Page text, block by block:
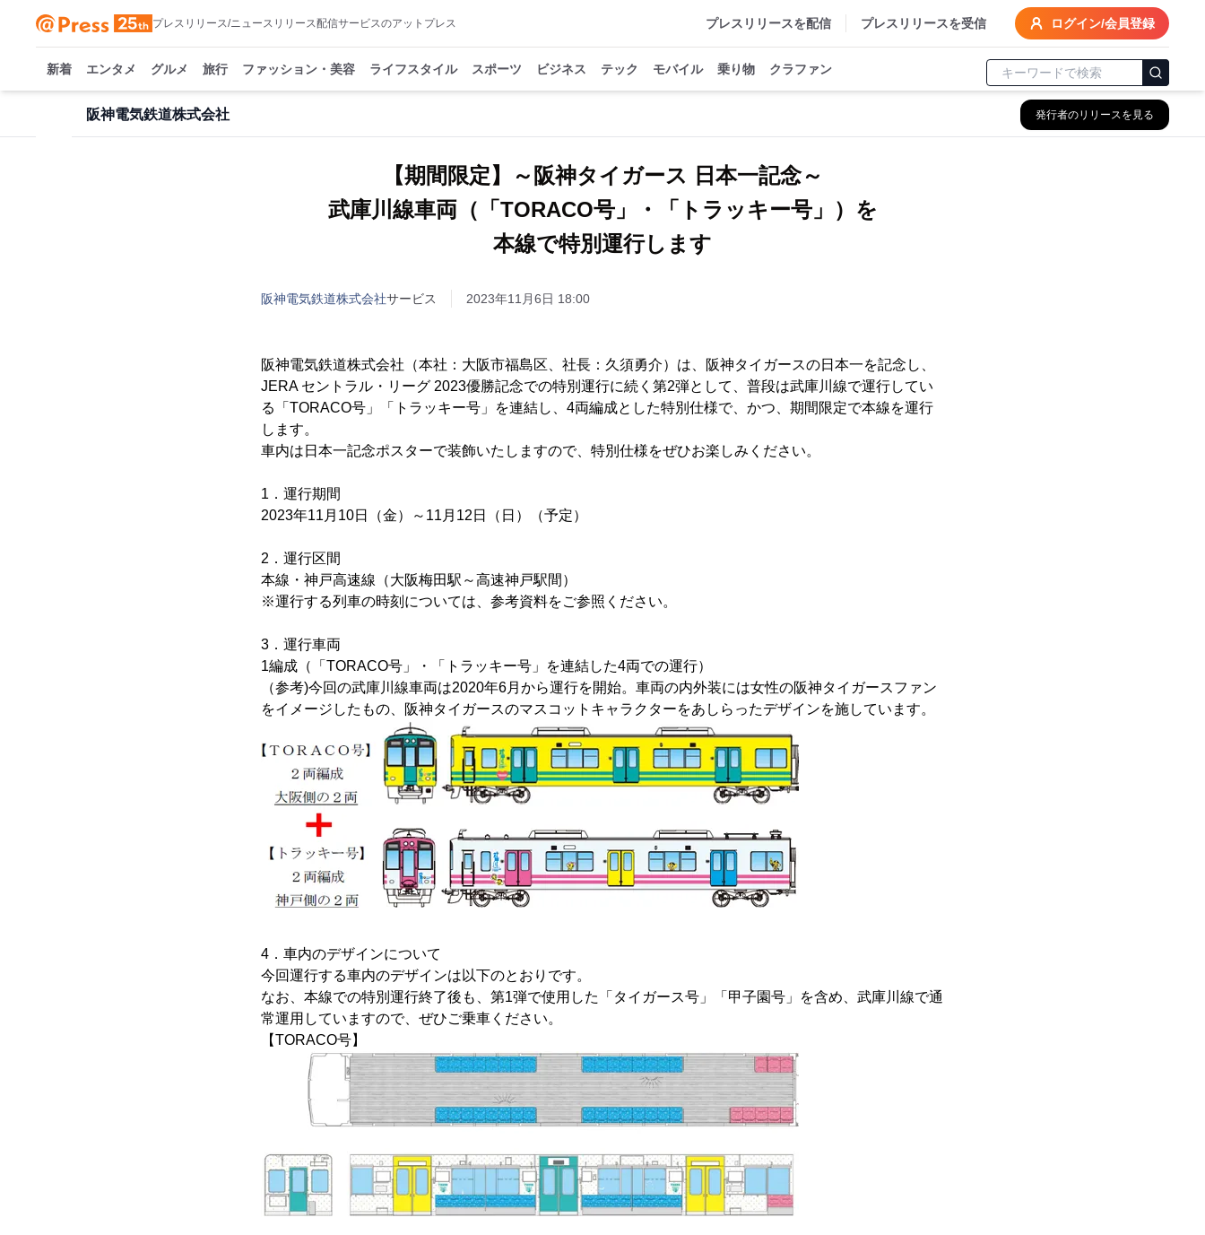
プレスリリース/ニュースリリース配信サービスのアットプレス プレスリリースを配信 プレスリリースを受信 ログイン/会員登録
新着 エンタメ グルメ 旅行 ファッション・美容 ライフスタイル スポーツ ビジネス テック モバイル 乗り物 クラファン
阪神電気鉄道株式会社 発行者のリリースを見る
【期間限定】～阪神タイガース 日本一記念～
武庫川線車両（「TORACO号」・「トラッキー号」）を
本線で特別運行します
阪神電気鉄道株式会社サービス 2023年11月6日 18:00
阪神電気鉄道株式会社（本社：大阪市福島区、社長：久須勇介）は、阪神タイガースの日本一を記念し、
JERA セントラル・リーグ 2023優勝記念での特別運行に続く第2弾として、普段は武庫川線で運行してい
る「TORACO号」「トラッキー号」を連結し、4両編成とした特別仕様で、かつ、期間限定で本線を運行
します。
車内は日本一記念ポスターで装飾いたしますので、特別仕様をぜひお楽しみください。
1．運行期間
2023年11月10日（金）～11月12日（日）（予定）
2．運行区間
本線・神戸高速線（大阪梅田駅～高速神戸駅間）
※運行する列車の時刻については、参考資料をご参照ください。
3．運行車両
1編成（「TORACO号」・「トラッキー号」を連結した4両での運行）
（参考)今回の武庫川線車両は2020年6月から運行を開始。車両の内外装には女性の阪神タイガースファン
をイメージしたもの、阪神タイガースのマスコットキャラクターをあしらったデザインを施しています。
4．車内のデザインについて
今回運行する車内のデザインは以下のとおりです。
なお、本線での特別運行終了後も、第1弾で使用した「タイガース号」「甲子園号」を含め、武庫川線で通
常運用していますので、ぜひご乗車ください。
【TORACO号】